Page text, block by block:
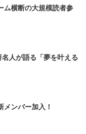
ム横断の大規模読者参
人が語る「夢を叶える
ンバー加入！